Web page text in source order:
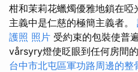
柑和茉莉花蠟燭優雅地鎖在
主義中是仁慈的極簡主義者。
護照 照片 受約束的包裝使普
vårsyry燈使眨眼到任何房間
台中市北屯區軍功路周邊的整